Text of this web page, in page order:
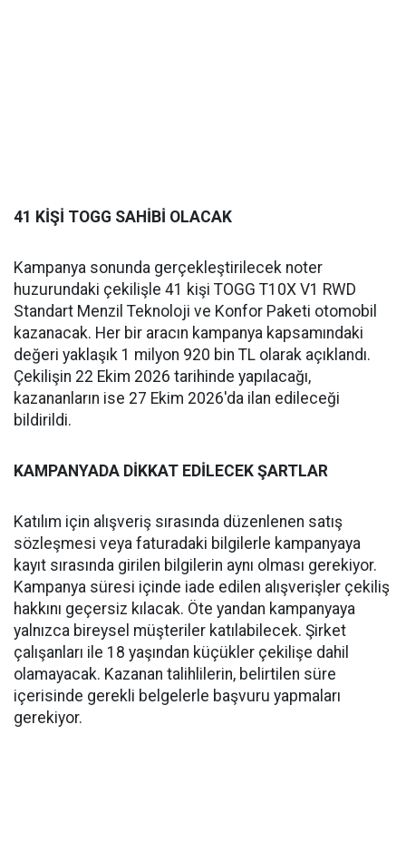
41 KİŞİ TOGG SAHİBİ OLACAK
Kampanya sonunda gerçekleştirilecek noter
huzurundaki çekilişle 41 kişi TOGG T10X V1 RWD
Standart Menzil Teknoloji ve Konfor Paketi otomobil
kazanacak. Her bir aracın kampanya kapsamındaki
değeri yaklaşık 1 milyon 920 bin TL olarak açıklandı.
Çekilişin 22 Ekim 2026 tarihinde yapılacağı,
kazananların ise 27 Ekim 2026'da ilan edileceği
bildirildi.
KAMPANYADA DİKKAT EDİLECEK ŞARTLAR
Katılım için alışveriş sırasında düzenlenen satış
sözleşmesi veya faturadaki bilgilerle kampanyaya
kayıt sırasında girilen bilgilerin aynı olması gerekiyor.
Kampanya süresi içinde iade edilen alışverişler çekiliş
hakkını geçersiz kılacak. Öte yandan kampanyaya
yalnızca bireysel müşteriler katılabilecek. Şirket
çalışanları ile 18 yaşından küçükler çekilişe dahil
olamayacak. Kazanan talihlilerin, belirtilen süre
içerisinde gerekli belgelerle başvuru yapmaları
gerekiyor.